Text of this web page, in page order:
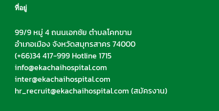
ที่อยู่
99/9 หมู่ 4 ถนนเอกชัย ตำบลโคกขาม
อำเภอเมือง จังหวัดสมุทรสาคร 74000
(+66)34 417-999 Hotline 1715
info@ekachaihospital.com
inter@ekachaihospital.com
hr_recruit@ekachaihospital.com (สมัครงาน)